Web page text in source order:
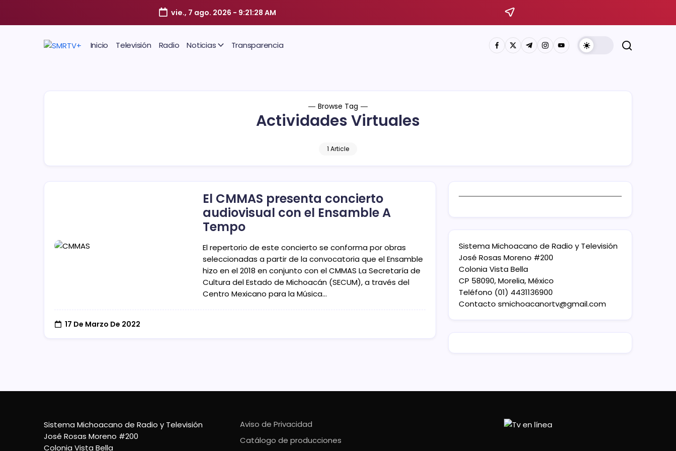
vie., 7 ago. 2026 - 9:21:28 AM
Inicio Televisión Radio Noticias Transparencia
Browse Tag
Actividades Virtuales
1 Article
El CMMAS presenta concierto
audiovisual con el Ensamble A
Tempo
El repertorio de este concierto se conforma por obras
seleccionadas a partir de la convocatoria que el Ensamble
hizo en el 2018 en conjunto con el CMMAS La Secretaría de
Cultura del Estado de Michoacán (SECUM), a través del
Centro Mexicano para la Música…
17 De Marzo De 2022
Sistema Michoacano de Radio y Televisión
José Rosas Moreno #200
Colonia Vista Bella
CP 58090, Morelia, México
Teléfono (01) 4431136900
Contacto smichoacanortv@gmail.com
Sistema Michoacano de Radio y Televisión
José Rosas Moreno #200
Colonia Vista Bella
Aviso de Privacidad
Catálogo de producciones